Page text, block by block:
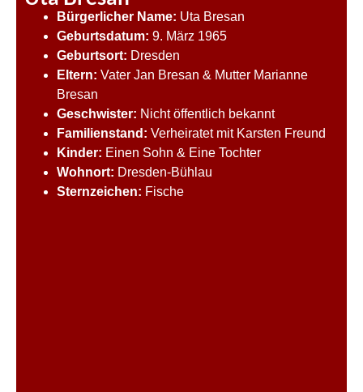
Bürgerlicher Name: Uta Bresan
Geburtsdatum: 9. März 1965
Geburtsort: Dresden
Eltern: Vater Jan Bresan & Mutter Marianne
Bresan
Geschwister: Nicht öffentlich bekannt
Familienstand: Verheiratet mit Karsten Freund
Kinder: Einen Sohn & Eine Tochter
Wohnort: Dresden-Bühlau
Sternzeichen: Fische